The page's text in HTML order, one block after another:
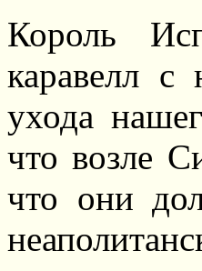
Король
каравелл
ухода
что возле
что они